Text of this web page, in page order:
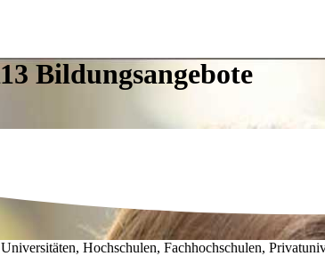
Bildungsangebote
Hochschulen, Fachhochschulen,